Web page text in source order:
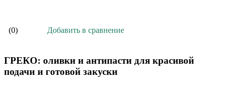
(0) Добавить в сравнение
ГРЕКО: оливки и антипасти для красивой
подачи и готовой закуски